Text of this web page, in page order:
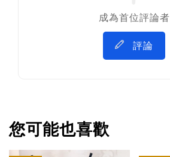
成為首位評論者
評論
您可能也喜歡